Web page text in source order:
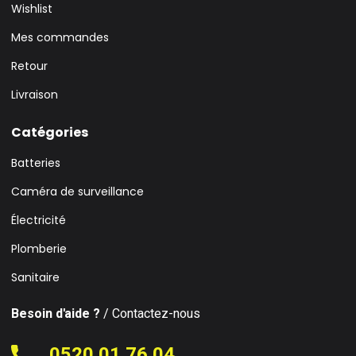
Wishlist
Mes commandes
Retour
Livraison
Catégories
Batteries
Caméra de surveillance
Électricité
Plomberie
Sanitaire
Besoin d'aide ? / Contactez-nous